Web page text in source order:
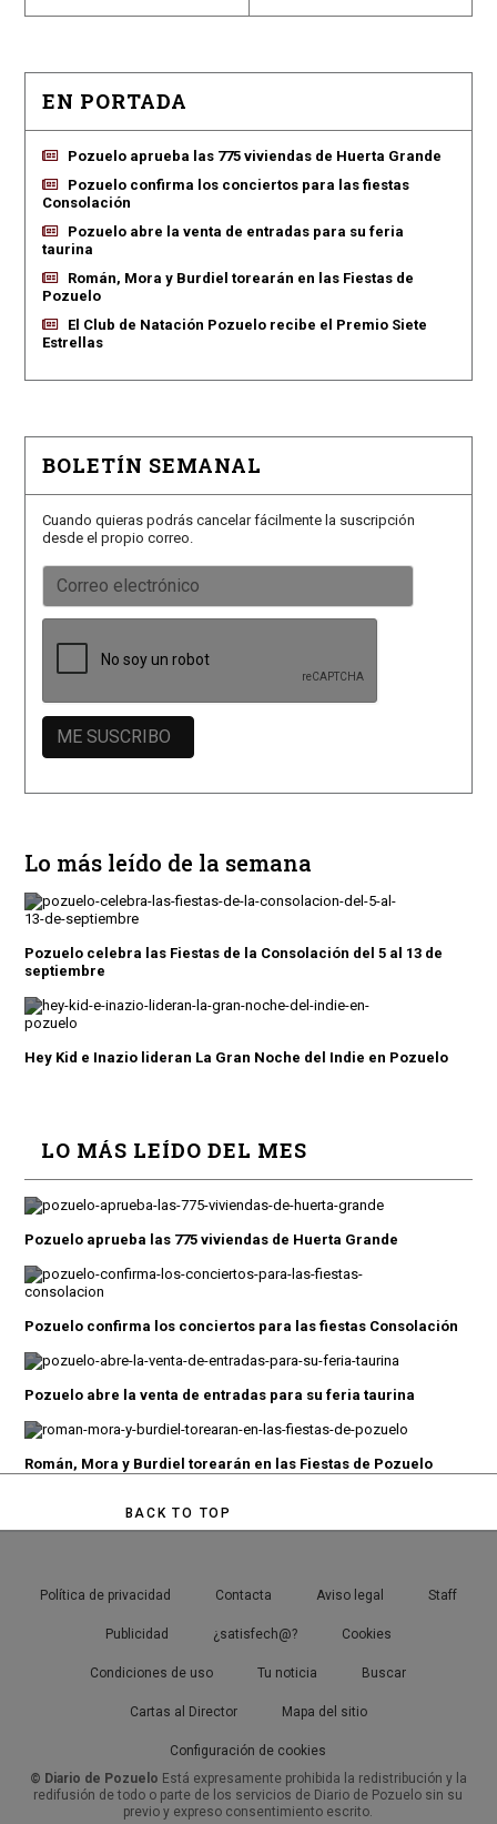
EN PORTADA
Pozuelo aprueba las 775 viviendas de Huerta Grande
Pozuelo confirma los conciertos para las fiestas
Consolación
Pozuelo abre la venta de entradas para su feria
taurina
Román, Mora y Burdiel torearán en las Fiestas de
Pozuelo
El Club de Natación Pozuelo recibe el Premio Siete
Estrellas
BOLETÍN SEMANAL
Cuando quieras podrás cancelar fácilmente la suscripción
desde el propio correo.
Lo más leído de la semana
Pozuelo celebra las Fiestas de la Consolación del 5 al 13 de
septiembre
Hey Kid e Inazio lideran La Gran Noche del Indie en Pozuelo
LO MÁS LEÍDO DEL MES
Pozuelo aprueba las 775 viviendas de Huerta Grande
Pozuelo confirma los conciertos para las fiestas Consolación
Pozuelo abre la venta de entradas para su feria taurina
Román, Mora y Burdiel torearán en las Fiestas de Pozuelo
BACK TO TOP
Política de privacidad Contacta Aviso legal Staff
Publicidad ¿satisfech@? Cookies
Condiciones de uso Tu noticia Buscar
Cartas al Director Mapa del sitio
Configuración de cookies
© Diario de Pozuelo Está expresamente prohibida la redistribución y la
redifusión de todo o parte de los servicios de Diario de Pozuelo sin su
previo y expreso consentimiento escrito.